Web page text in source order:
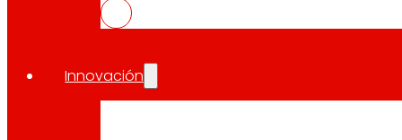
Innovación